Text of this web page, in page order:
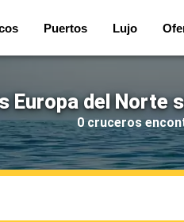
Puertos Lujo
Europa del Norte
0 cruceros